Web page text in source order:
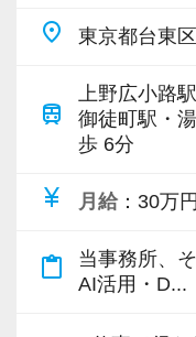
駅からも近いた
学校に通いやす
目指す方でした
♪】
基本となる法人
ありません。
★パート・アルバ
【駅チカでアク
オフィスは最寄
周辺環境もよく
place 東京都台東
train
上野広小路
御徒町駅・
歩 6分
currency_yen 月給 ：30万
content_paste
当事務所、
AI活用・D...